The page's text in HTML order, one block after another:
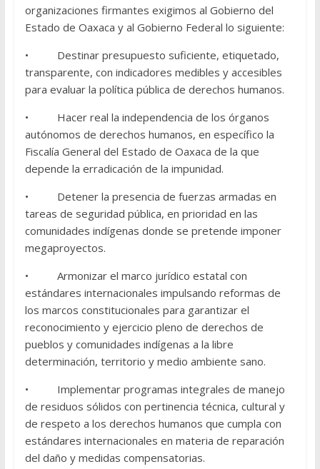
organizaciones firmantes exigimos al Gobierno del
Estado de Oaxaca y al Gobierno Federal lo siguiente:
• Destinar presupuesto suficiente, etiquetado,
transparente, con indicadores medibles y accesibles
para evaluar la política pública de derechos humanos.
• Hacer real la independencia de los órganos
autónomos de derechos humanos, en específico la
Fiscalía General del Estado de Oaxaca de la que
depende la erradicación de la impunidad.
• Detener la presencia de fuerzas armadas en
tareas de seguridad pública, en prioridad en las
comunidades indígenas donde se pretende imponer
megaproyectos.
• Armonizar el marco jurídico estatal con
estándares internacionales impulsando reformas de
los marcos constitucionales para garantizar el
reconocimiento y ejercicio pleno de derechos de
pueblos y comunidades indígenas a la libre
determinación, territorio y medio ambiente sano.
• Implementar programas integrales de manejo
de residuos sólidos con pertinencia técnica, cultural y
de respeto a los derechos humanos que cumpla con
estándares internacionales en materia de reparación
del daño y medidas compensatorias.